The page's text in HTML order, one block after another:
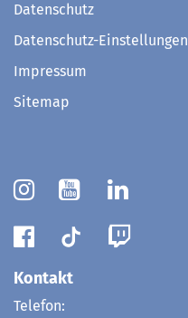
Datenschutz
Datenschutz-Einstellungen
Impressum
Sitemap
Kontakt
Telefon: